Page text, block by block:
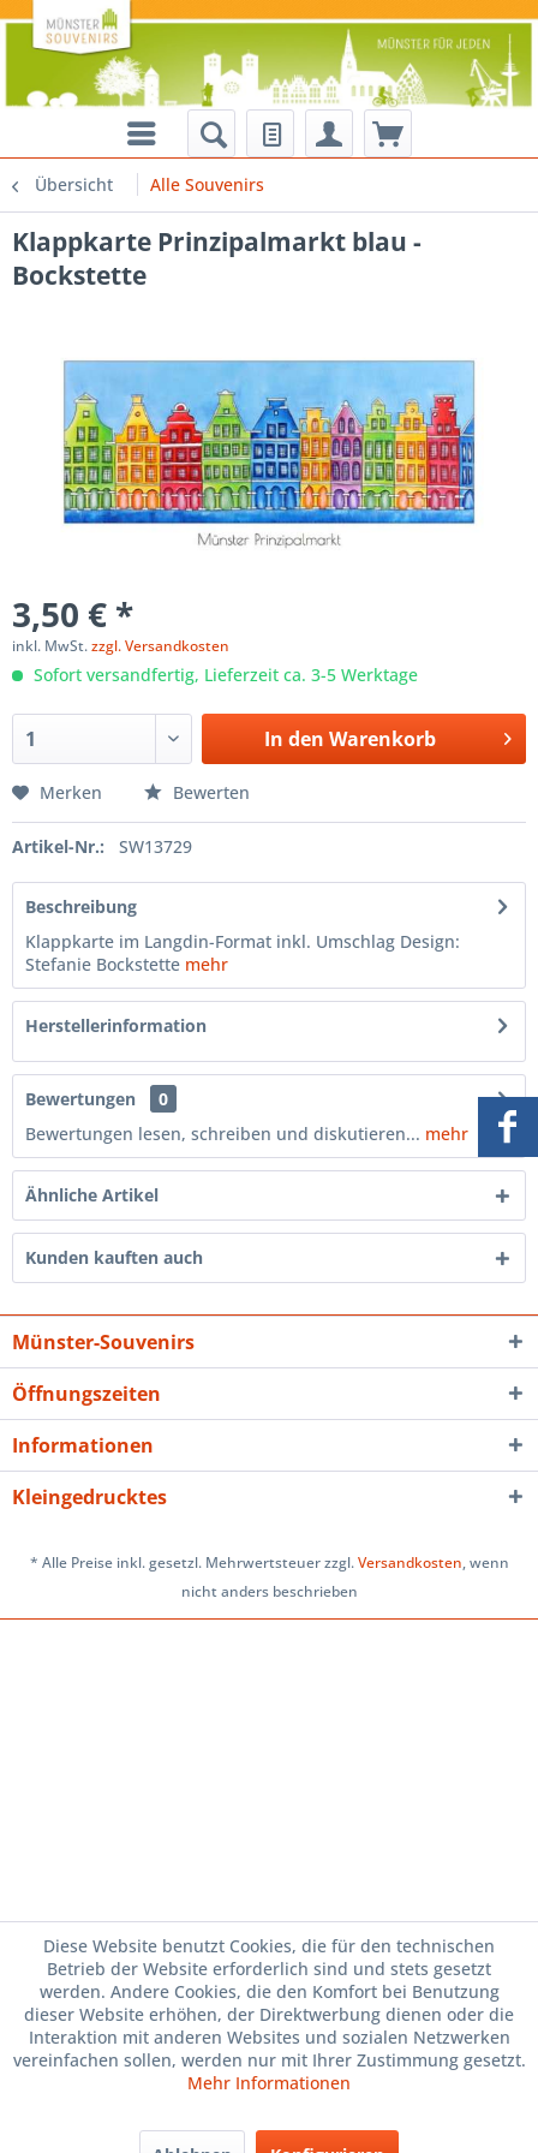
Übersicht Alle Souvenirs
Klappkarte Prinzipalmarkt blau -
Bockstette
3,50 € *
inkl. MwSt.zzgl. Versandkosten
Sofort versandfertig, Lieferzeit ca. 3-5 Werktage
In den Warenkorb
Merken Bewerten
Artikel-Nr.: SW13729
Beschreibung
Klappkarte im Langdin-Format inkl. Umschlag Design:
Stefanie Bockstette mehr
Herstellerinformation
Bewertungen
0
Bewertungen lesen, schreiben und diskutieren... mehr
Ähnliche Artikel
Kunden kauften auch
Münster-Souvenirs
Öffnungszeiten
Informationen
Kleingedrucktes
* Alle Preise inkl. gesetzl. Mehrwertsteuer zzgl.Versandkosten, wenn
nicht anders beschrieben
Diese Website benutzt Cookies, die für den technischen
Betrieb der Website erforderlich sind und stets gesetzt
werden. Andere Cookies, die den Komfort bei Benutzung
dieser Website erhöhen, der Direktwerbung dienen oder die
Interaktion mit anderen Websites und sozialen Netzwerken
vereinfachen sollen, werden nur mit Ihrer Zustimmung gesetzt.
Mehr Informationen